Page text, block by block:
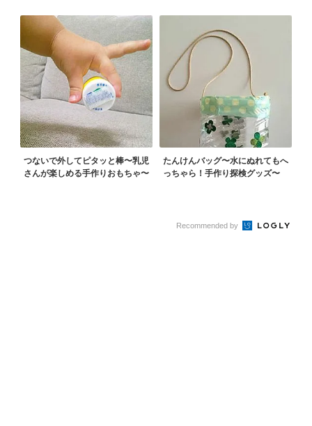
つないで外してピタッと棒〜乳児
さんが楽しめる手作りおもちゃ〜
たんけんバッグ〜水にぬれてもへ
っちゃら！手作り探検グッズ〜
Recommended by